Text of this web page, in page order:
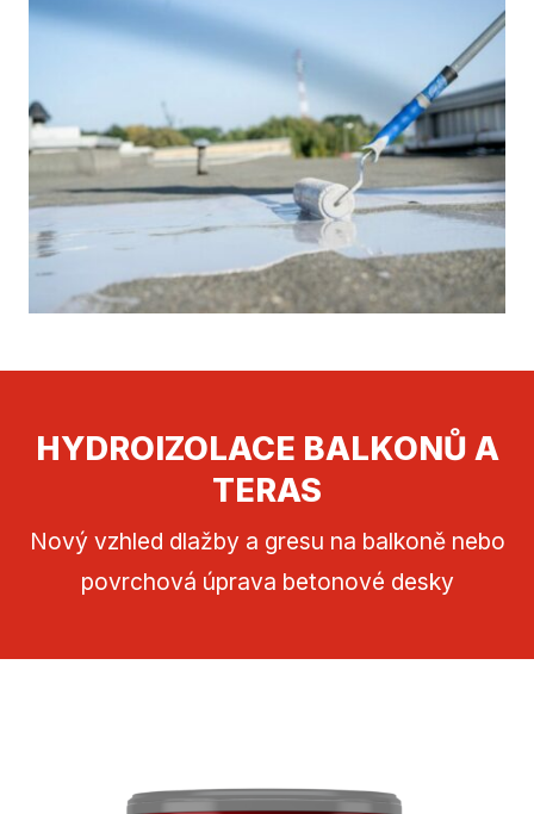
HYDROIZOLACE BALKONŮ A
TERAS
Nový vzhled dlažby a gresu na balkoně nebo
povrchová úprava betonové desky